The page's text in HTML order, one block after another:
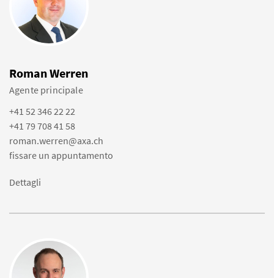
Roman Werren
Agente principale
+41 52 346 22 22
+41 79 708 41 58
roman.werren@axa.ch
fissare un appuntamento
Dettagli